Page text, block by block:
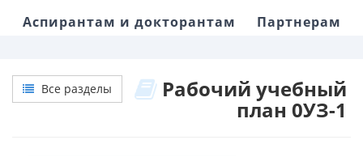
Аспирантам и докторантам
Партнерам
Все разделы Рабочий учебный
план 0УЗ-1